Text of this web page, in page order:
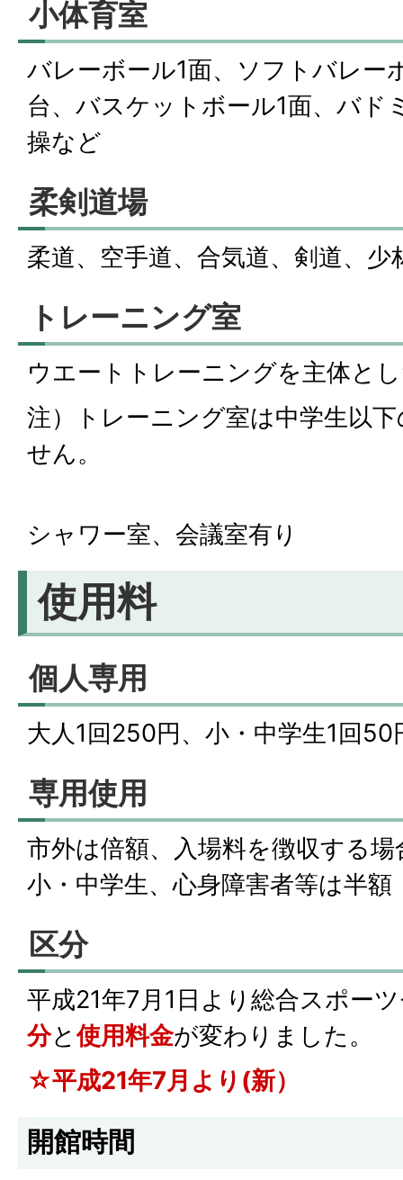
小体育室
バレーボール1面、ソフトバレー
台、バスケットボール1面、バド
操など
柔剣道場
柔道、空手道、合気道、剣道、
トレーニング室
ウエートトレーニングを主体と
注）トレーニング室は中学生以
せん。
シャワー室、会議室有り
使用料
個人専用
大人1回250円、小・中学生1回50
専用使用
市外は倍額、入場料を徴収する
小・中学生、心身障害者等は半額
区分
平成21年7月1日より総合スポー
分と使用料金が変わりました。
☆平成21年7月より(新）
開館時間